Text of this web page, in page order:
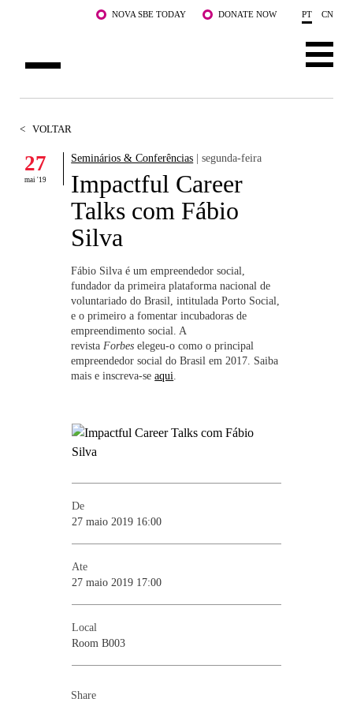
Saltar para o conteúdo principalNOVA SBE TODAY DONATE NOW PT CN
DOCENTES E INVESTIGAÇÃO
COMUNIDADE
WHAT'S HAPPENING
< VOLTAR
27
mai '19
Seminários & Conferências | segunda-feira
Impactful Career
Talks com Fábio
Silva
Fábio Silva é um empreendedor social,
fundador da primeira plataforma nacional de
voluntariado do Brasil, intitulada Porto Social,
e o primeiro a fomentar incubadoras de
empreendimento social. A
revista Forbeselegeu-o como o principal
empreendedor social do Brasil em 2017. Saiba
mais e inscreva-seaqui
De
27 maio 2019 16:00
Ate
27 maio 2019 17:00
Local
Room B003
Share